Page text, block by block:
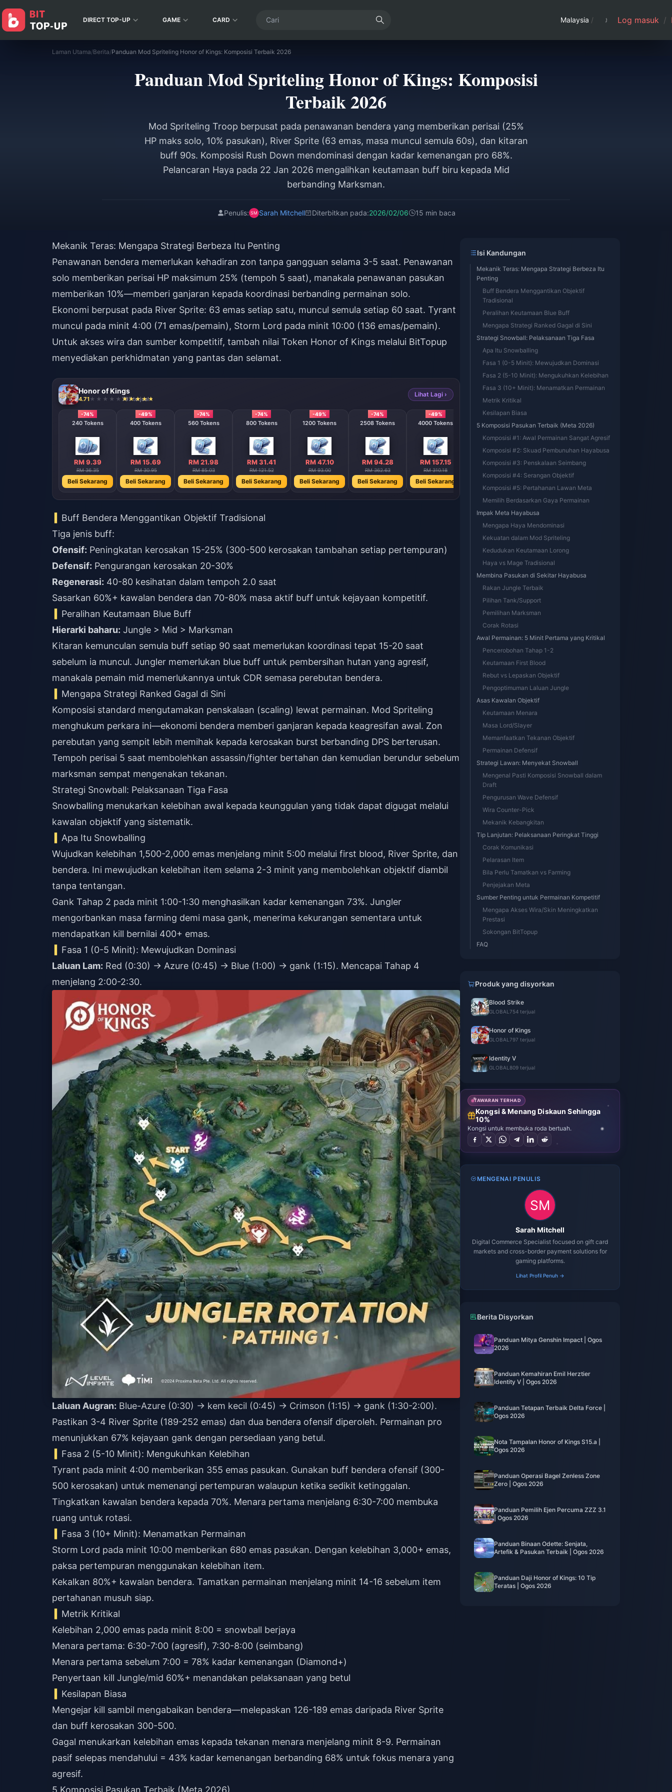
DIRECT TOP-UP GAME CARD Malaysia / Log masuk /
Laman Utama/Berita/Panduan Mod Spriteling Honor of Kings: Komposisi Terbaik 2026
Panduan Mod Spriteling Honor of Kings: Komposisi
Terbaik 2026
Mod Spriteling Troop berpusat pada penawanan bendera yang memberikan perisai (25%
HP maks solo, 10% pasukan), River Sprite (63 emas, masa muncul semula 60s), dan kitaran
buff 90s. Komposisi Rush Down mendominasi dengan kadar kemenangan pro 68%.
Pelancaran Haya pada 22 Jan 2026 mengalihkan keutamaan buff biru kepada Mid
berbanding Marksman.
Penulis: Sarah Mitchell Diterbitkan pada:2026/02/06 15 min baca
Mekanik Teras: Mengapa Strategi Berbeza Itu Penting
Penawanan bendera memerlukan kehadiran zon tanpa gangguan selama 3-5 saat. Penawanan
solo memberikan perisai HP maksimum 25% (tempoh 5 saat), manakala penawanan pasukan
memberikan 10%—memberi ganjaran kepada koordinasi berbanding permainan solo.
Ekonomi berpusat pada River Sprite: 63 emas setiap satu, muncul semula setiap 60 saat. Tyrant
muncul pada minit 4:00 (71 emas/pemain), Storm Lord pada minit 10:00 (136 emas/pemain).
Untuk akses wira dan sumber kompetitif, tambah nilai Token Honor of Kings melalui BitTopup
menyediakan perkhidmatan yang pantas dan selamat.
Honor of Kings
4.71 797 terjual
Lihat Lagi ›
-74%
240 Tokens
RM 9.39
RM 36.35
Beli Sekarang
-49%
400 Tokens
RM 15.69
RM 30.95
Beli Sekarang
-74%
560 Tokens
RM 21.98
RM 85.03
Beli Sekarang
-74%
800 Tokens
RM 31.41
RM 121.52
Beli Sekarang
-49%
1200 Tokens
RM 47.10
RM 93.00
Beli Sekarang
-74%
2508 Tokens
RM 94.28
RM 362.63
Beli Sekarang
-49%
4000 Tokens
RM 157.15
RM 310.18
Beli Sekarang
-49%
8000 Tokens
RM 314.33
Beli Sekarang
80 Tokens
RM 3.09
Beli Sekarang
Buff Bendera Menggantikan Objektif Tradisional
Tiga jenis buff:
Ofensif: Peningkatan kerosakan 15-25% (300-500 kerosakan tambahan setiap pertempuran)
Defensif: Pengurangan kerosakan 20-30%
Regenerasi: 40-80 kesihatan dalam tempoh 2.0 saat
Sasarkan 60%+ kawalan bendera dan 70-80% masa aktif buff untuk kejayaan kompetitif.
Peralihan Keutamaan Blue Buff
Hierarki baharu: Jungle > Mid > Marksman
Kitaran kemunculan semula buff setiap 90 saat memerlukan koordinasi tepat 15-20 saat
sebelum ia muncul. Jungler memerlukan blue buff untuk pembersihan hutan yang agresif,
manakala pemain mid memerlukannya untuk CDR semasa perebutan bendera.
Mengapa Strategi Ranked Gagal di Sini
Komposisi standard mengutamakan penskalaan (scaling) lewat permainan. Mod Spriteling
menghukum perkara ini—ekonomi bendera memberi ganjaran kepada keagresifan awal. Zon
perebutan yang sempit lebih memihak kepada kerosakan burst berbanding DPS berterusan.
Tempoh perisai 5 saat membolehkan assassin/fighter bertahan dan kemudian berundur sebelum
marksman sempat mengenakan tekanan.
Strategi Snowball: Pelaksanaan Tiga Fasa
Snowballing menukarkan kelebihan awal kepada keunggulan yang tidak dapat digugat melalui
kawalan objektif yang sistematik.
Apa Itu Snowballing
Wujudkan kelebihan 1,500-2,000 emas menjelang minit 5:00 melalui first blood, River Sprite, dan
bendera. Ini mewujudkan kelebihan item selama 2-3 minit yang membolehkan objektif diambil
tanpa tentangan.
Gank Tahap 2 pada minit 1:00-1:30 menghasilkan kadar kemenangan 73%. Jungler
mengorbankan masa farming demi masa gank, menerima kekurangan sementara untuk
mendapatkan kill bernilai 400+ emas.
Fasa 1 (0-5 Minit): Mewujudkan Dominasi
Laluan Lam: Red (0:30) → Azure (0:45) → Blue (1:00) → gank (1:15). Mencapai Tahap 4
menjelang 2:00-2:30.
Laluan Augran: Blue-Azure (0:30) → kem kecil (0:45) → Crimson (1:15) → gank (1:30-2:00).
Pastikan 3-4 River Sprite (189-252 emas) dan dua bendera ofensif diperoleh. Permainan pro
menunjukkan 67% kejayaan gank dengan persediaan yang betul.
Fasa 2 (5-10 Minit): Mengukuhkan Kelebihan
Tyrant pada minit 4:00 memberikan 355 emas pasukan. Gunakan buff bendera ofensif (300-
500 kerosakan) untuk memenangi pertempuran walaupun ketika sedikit ketinggalan.
Tingkatkan kawalan bendera kepada 70%. Menara pertama menjelang 6:30-7:00 membuka
ruang untuk rotasi.
Fasa 3 (10+ Minit): Menamatkan Permainan
Storm Lord pada minit 10:00 memberikan 680 emas pasukan. Dengan kelebihan 3,000+ emas,
paksa pertempuran menggunakan kelebihan item.
Kekalkan 80%+ kawalan bendera. Tamatkan permainan menjelang minit 14-16 sebelum item
pertahanan musuh siap.
Metrik Kritikal
Kelebihan 2,000 emas pada minit 8:00 = snowball berjaya
Menara pertama: 6:30-7:00 (agresif), 7:30-8:00 (seimbang)
Menara pertama sebelum 7:00 = 78% kadar kemenangan (Diamond+)
Penyertaan kill Jungle/mid 60%+ menandakan pelaksanaan yang betul
Kesilapan Biasa
Mengejar kill sambil mengabaikan bendera—melepaskan 126-189 emas daripada River Sprite
dan buff kerosakan 300-500.
Gagal menukarkan kelebihan emas kepada tekanan menara menjelang minit 8-9. Permainan
pasif selepas mendahului = 43% kadar kemenangan berbanding 68% untuk fokus menara yang
agresif.
5 Komposisi Pasukan Terbaik (Meta 2026)
Isi Kandungan
Mekanik Teras: Mengapa Strategi Berbeza Itu
Penting
Buff Bendera Menggantikan Objektif
Tradisional
Peralihan Keutamaan Blue Buff
Mengapa Strategi Ranked Gagal di Sini
Strategi Snowball: Pelaksanaan Tiga Fasa
Apa Itu Snowballing
Fasa 1 (0-5 Minit): Mewujudkan Dominasi
Fasa 2 (5-10 Minit): Mengukuhkan Kelebihan
Fasa 3 (10+ Minit): Menamatkan Permainan
Metrik Kritikal
Kesilapan Biasa
5 Komposisi Pasukan Terbaik (Meta 2026)
Komposisi #1: Awal Permainan Sangat Agresif
Komposisi #2: Skuad Pembunuhan Hayabusa
Komposisi #3: Penskalaan Seimbang
Komposisi #4: Serangan Objektif
Komposisi #5: Pertahanan Lawan Meta
Memilih Berdasarkan Gaya Permainan
Impak Meta Hayabusa
Mengapa Haya Mendominasi
Kekuatan dalam Mod Spriteling
Kedudukan Keutamaan Lorong
Haya vs Mage Tradisional
Membina Pasukan di Sekitar Hayabusa
Rakan Jungle Terbaik
Pilihan Tank/Support
Pemilihan Marksman
Corak Rotasi
Awal Permainan: 5 Minit Pertama yang Kritikal
Pencerobohan Tahap 1-2
Keutamaan First Blood
Rebut vs Lepaskan Objektif
Pengoptimuman Laluan Jungle
Asas Kawalan Objektif
Keutamaan Menara
Masa Lord/Slayer
Memanfaatkan Tekanan Objektif
Permainan Defensif
Strategi Lawan: Menyekat Snowball
Mengenal Pasti Komposisi Snowball dalam
Draft
Pengurusan Wave Defensif
Wira Counter-Pick
Mekanik Kebangkitan
Tip Lanjutan: Pelaksanaan Peringkat Tinggi
Corak Komunikasi
Pelarasan Item
Bila Perlu Tamatkan vs Farming
Penjejakan Meta
Sumber Penting untuk Permainan Kompetitif
Mengapa Akses Wira/Skin Meningkatkan
Prestasi
Sokongan BitTopup
FAQ
Produk yang disyorkan
Blood Strike
GLOBAL 754 terjual
Honor of Kings
GLOBAL 797 terjual
Identity V
GLOBAL 809 terjual
TAWARAN TERHAD
Kongsi & Menang Diskaun Sehingga
10%
Kongsi untuk membuka roda bertuah.
MENGENAI PENULIS
Sarah Mitchell
Digital Commerce Specialist focused on gift card
markets and cross-border payment solutions for
gaming platforms.
Lihat Profil Penuh →
Berita Disyorkan
Panduan Mitya Genshin Impact | Ogos
2026
Panduan Kemahiran Emil Herztier
Identity V | Ogos 2026
Panduan Tetapan Terbaik Delta Force |
Ogos 2026
Nota Tampalan Honor of Kings S15.a |
Ogos 2026
Panduan Operasi Bagel Zenless Zone
Zero | Ogos 2026
Panduan Pemilih Ejen Percuma ZZZ 3.1
| Ogos 2026
Panduan Binaan Odette: Senjata,
Artefik & Pasukan Terbaik | Ogos 2026
Panduan Daji Honor of Kings: 10 Tip
Teratas | Ogos 2026